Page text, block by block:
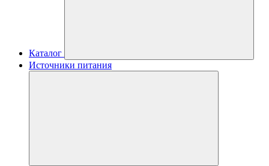
Каталог
Источники питания